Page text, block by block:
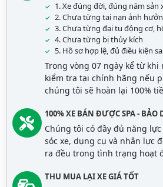
1. Xe đúng đời, đúng năm sản
2. Chưa từng tai nạn ảnh
3. Chưa từng đại tu động cơ,
4. Chưa từng bị thủy kích
5. Hồ sơ hợp lệ, đủ điều kiện
Trong vòng 07 ngày kể từ khi
kiểm tra tại chính hãng nếu
chúng tôi sẽ hoàn lại 100%
100% XE BÁN ĐƯỢC SPA - BẢO
Chúng tôi có đầy đủ năng
sóc xe, dụng cụ và nhân lực
ra đều trong tình trạng hoạt
THU MUA LẠI XE GIÁ TỐT